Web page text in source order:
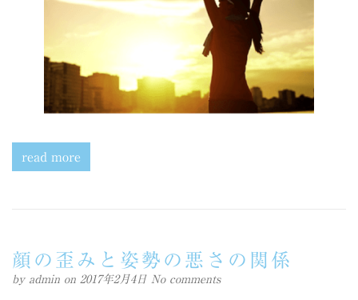
read more
顔の歪みと姿勢の悪さの関係
by admin on 2017年2月4日 No comments